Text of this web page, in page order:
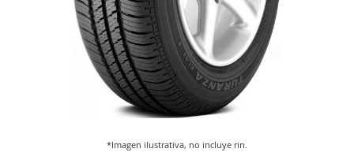
*Imagen ilustrativa, no incluye rin.